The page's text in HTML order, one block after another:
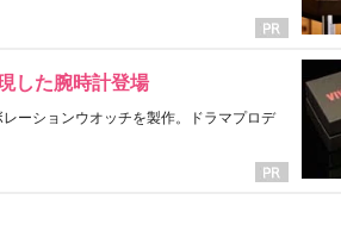
した腕時計登場
ーションウオッチを製作。ドラマプロデ